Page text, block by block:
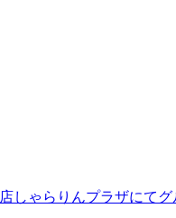
しゃらりんプラザに